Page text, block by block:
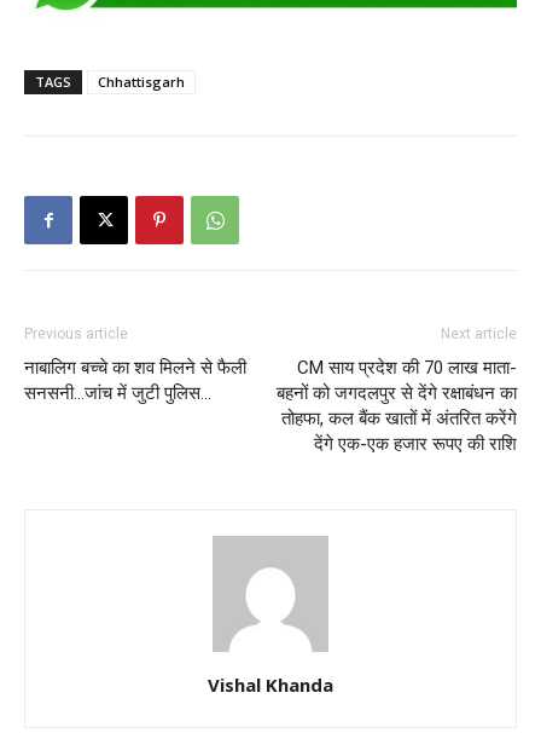
TAGS Chhattisgarh
Previous article
नाबालिग बच्चे का शव मिलने से फैली
सनसनी…जांच में जुटी पुलिस…
Next article
CM साय प्रदेश की 70 लाख माता-
बहनों को जगदलपुर से देंगे रक्षाबंधन का
तोहफा, कल बैंक खातों में अंतरित करेंगे
देंगे एक-एक हजार रूपए की राशि
Vishal Khanda